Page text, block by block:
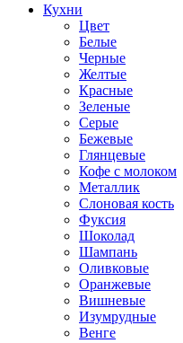
Кухни
Цвет
Белые
Черные
Желтые
Красные
Зеленые
Серые
Бежевые
Глянцевые
Кофе с молоком
Металлик
Слоновая кость
Фуксия
Шоколад
Шампань
Оливковые
Оранжевые
Вишневые
Изумрудные
Венге